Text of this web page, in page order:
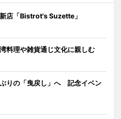
店「Bistrot's Suzette」
料理や雑貨通じ文化に親しむ
りの「曳戻し」へ 記念イベン